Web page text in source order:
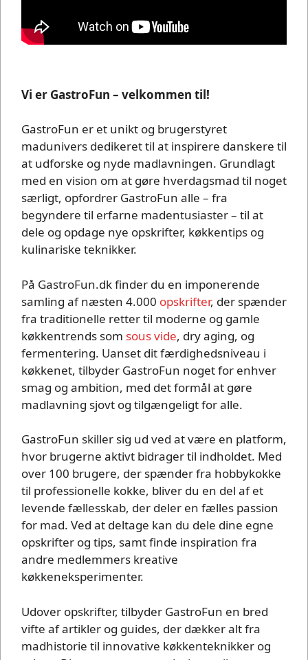
Vi er GastroFun – velkommen til!
GastroFun er et unikt og brugerstyret
madunivers dedikeret til at inspirere danskere til
at udforske og nyde madlavningen. Grundlagt
med en vision om at gøre hverdagsmad til noget
særligt, opfordrer GastroFun alle – fra
begyndere til erfarne madentusiaster – til at
dele og opdage nye opskrifter, køkkentips og
kulinariske teknikker.
På GastroFun.dk finder du en imponerende
samling af næsten 4.000 opskrifter, der spænder
fra traditionelle retter til moderne og gamle
køkkentrends som sous vide, dry aging, og
fermentering. Uanset dit færdighedsniveau i
køkkenet, tilbyder GastroFun noget for enhver
smag og ambition, med det formål at gøre
madlavning sjovt og tilgængeligt for alle.
GastroFun skiller sig ud ved at være en platform,
hvor brugerne aktivt bidrager til indholdet. Med
over 100 brugere, der spænder fra hobbykokke
til professionelle kokke, bliver du en del af et
levende fællesskab, der deler en fælles passion
for mad. Ved at deltage kan du dele dine egne
opskrifter og tips, samt finde inspiration fra
andre medlemmers kreative
køkkeneksperimenter.
Udover opskrifter, tilbyder GastroFun en bred
vifte af artikler og guides, der dækker alt fra
madhistorie til innovative køkkenteknikker og